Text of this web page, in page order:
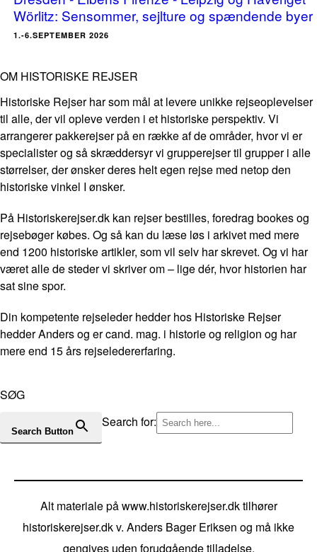
Wörlitz: Sensommer, sejlture og spændende byer
1.-6.SEPTEMBER 2026
OM HISTORISKE REJSER
Historiske Rejser har som mål at levere unikke rejseoplevelser
til alle, der vil opleve verden i et historiske perspektiv. Vi
arrangerer pakkerejser på en række af de områder, hvor vi er
specialister og så skræddersyr vi grupperejser til grupper i alle
størrelser, der ønsker deres helt egen rejse med netop den
historiske vinkel I ønsker.
På Historiskerejser.dk kan rejser bestilles, foredrag bookes og
rejsebøger købes. Og så kan du læse løs i arkivet med mere
end 1200 historiske artikler, som vil selv har skrevet. Og vi har
været alle de steder vi skriver om – lige dér, hvor historien har
sat sine spor.
Din kompetente rejseleder hedder hos Historiske Rejser
hedder Anders og er cand. mag. i historie og religion og har
mere end 15 års rejseledererfaring.
SØG
Search for:
Search Button
Alt materiale på www.historiskerejser.dk tilhører
historiskerejser.dk v. Anders Bager Eriksen og må ikke
gengives uden forudgående tilladelse.